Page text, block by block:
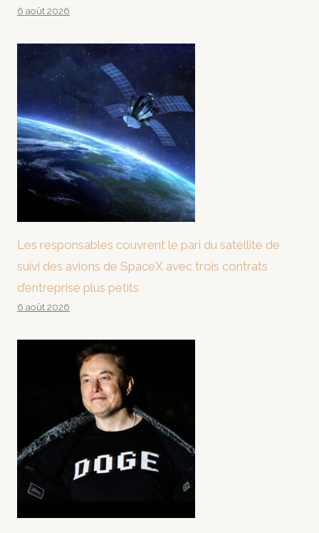
6 août 2026
Les responsables couvrent le pari du satellite de
suivi des avions de SpaceX avec trois contrats
d’entreprise plus petits
6 août 2026